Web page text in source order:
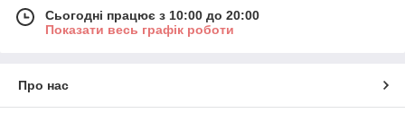
Сьогодні працює з 10:00 до 20:00
Показати весь графік роботи
Про нас